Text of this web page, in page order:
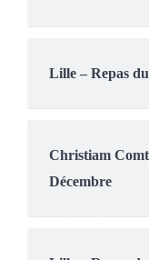
Lille – Repas
Christiam
Décembre